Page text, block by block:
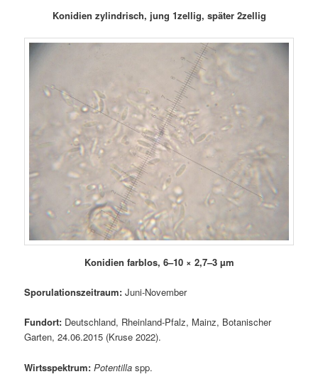
Konidien zylindrisch, jung 1zellig, später 2zellig
Konidien farblos, 6–10 × 2,7–3 µm
Sporulationszeitraum: Juni-November
Fundort: Deutschland, Rheinland-Pfalz, Mainz, Botanischer
Garten, 24.06.2015 (Kruse 2022).
Wirtsspektrum: Potentillaspp.